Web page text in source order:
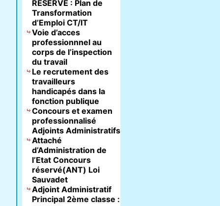
RÉSERVÉ : Plan de
Transformation
d’Emploi CT/IT
Voie d’acces
professionnnel au
corps de l’inspection
du travail
Le recrutement des
travailleurs
handicapés dans la
fonction publique
Concours et examen
professionnalisé
Adjoints Administratifs
Attaché
d’Administration de
l’Etat Concours
réservé(ANT) Loi
Sauvadet
Adjoint Administratif
Principal 2ème classe :